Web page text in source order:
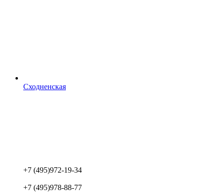
Сходненская
+7 (495)972-19-34
+7 (495)978-88-77